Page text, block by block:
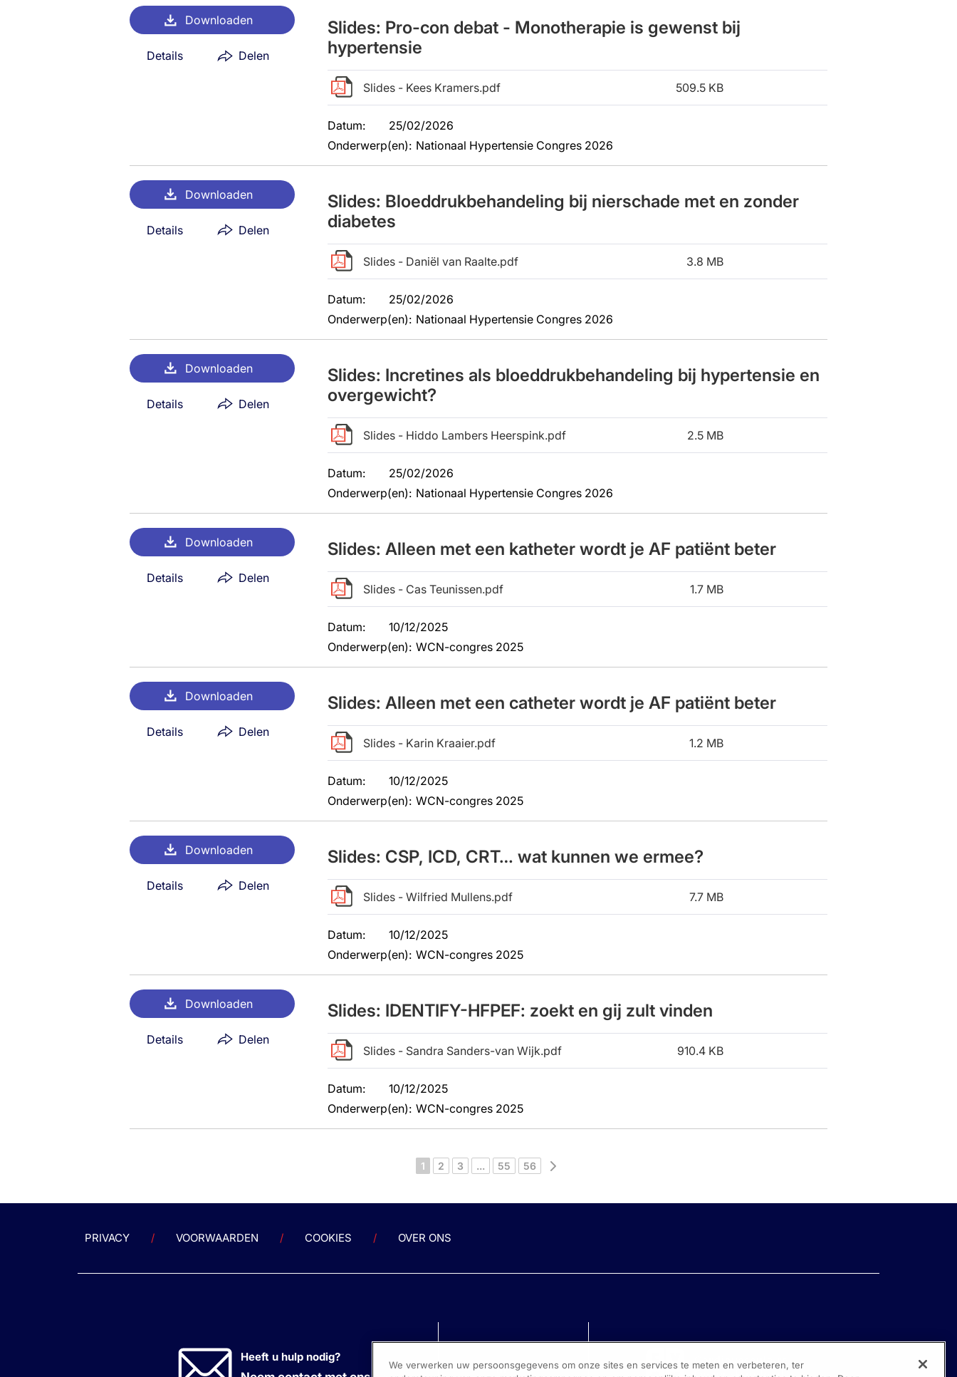
Downloaden
Details Delen
Slides: Pro-con debat - Monotherapie is gewenst bij
hypertensie
Slides - Kees Kramers.pdf 509.5 KB
Datum:
25/02/2026
Onderwerp(en): Nationaal Hypertensie Congres 2026
Downloaden
Details Delen
Slides: Bloeddrukbehandeling bij nierschade met en zonder
diabetes
Slides - Daniël van Raalte.pdf 3.8 MB
Datum:
25/02/2026
Onderwerp(en): Nationaal Hypertensie Congres 2026
Downloaden
Details Delen
Slides: Incretines als bloeddrukbehandeling bij hypertensie en
overgewicht?
Slides - Hiddo Lambers Heerspink.pdf 2.5 MB
Datum:
25/02/2026
Onderwerp(en): Nationaal Hypertensie Congres 2026
Downloaden
Details Delen
Slides: Alleen met een katheter wordt je AF patiënt beter
Slides - Cas Teunissen.pdf 1.7 MB
Datum:
10/12/2025
Onderwerp(en): WCN-congres 2025
Downloaden
Details Delen
Slides: Alleen met een catheter wordt je AF patiënt beter
Slides - Karin Kraaier.pdf 1.2 MB
Datum:
10/12/2025
Onderwerp(en): WCN-congres 2025
Downloaden
Details Delen
Slides: CSP, ICD, CRT… wat kunnen we ermee?
Slides - Wilfried Mullens.pdf 7.7 MB
Datum:
10/12/2025
Onderwerp(en): WCN-congres 2025
Downloaden
Details Delen
Slides: IDENTIFY-HFPEF: zoekt en gij zult vinden
Slides - Sandra Sanders-van Wijk.pdf 910.4 KB
Datum:
10/12/2025
Onderwerp(en): WCN-congres 2025
1 2 3 ... 55 56 Volgende
PRIVACY VOORWAARDEN COOKIES OVER ONS
Heeft u hulp nodig?
We verwerken uw persoonsgegevens om onze sites en services te meten en verbeteren, ter